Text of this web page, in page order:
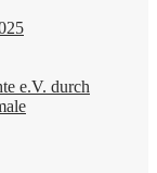
e.V. durch